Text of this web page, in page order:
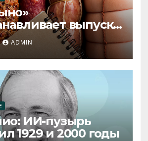
выпуск
ADMIN
ИИ-пузырь
1929 и 2000 годы